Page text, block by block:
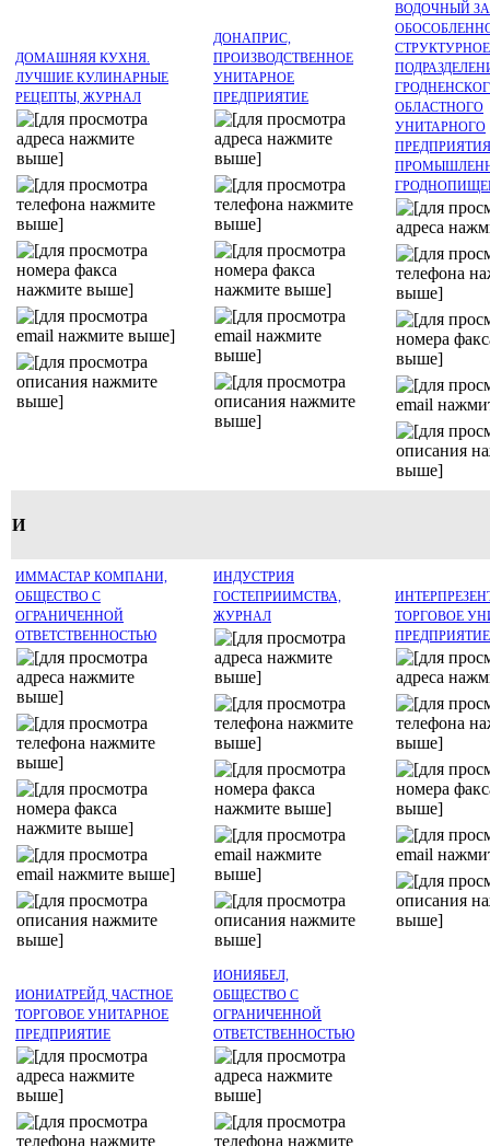
ДОМАШНЯЯ КУХНЯ.
ЛУЧШИЕ КУЛИНАРНЫЕ
РЕЦЕПТЫ, ЖУРНАЛ
ДОНАПРИС,
ПРОИЗВОДСТВЕННОЕ
УНИТАРНОЕ
ПРЕДПРИЯТИЕ
ВОДОЧНЫЙ
СТРУКТУРНОЕ
ОБЛАСТНОГО
УНИТАРНОГО
И
ИММАСТАР КОМПАНИ,
ОБЩЕСТВО С
ОГРАНИЧЕННОЙ
ОТВЕТСТВЕННОСТЬЮ
ИНДУСТРИЯ
ГОСТЕПРИИМСТВА,
ЖУРНАЛ
ТОРГОВОЕ
ПРЕДПРИЯТИЕ
ИОНИАТРЕЙД, ЧАСТНОЕ
ТОРГОВОЕ УНИТАРНОЕ
ПРЕДПРИЯТИЕ
ИОНИЯБЕЛ,
ОБЩЕСТВО С
ОГРАНИЧЕННОЙ
ОТВЕТСТВЕННОСТЬЮ